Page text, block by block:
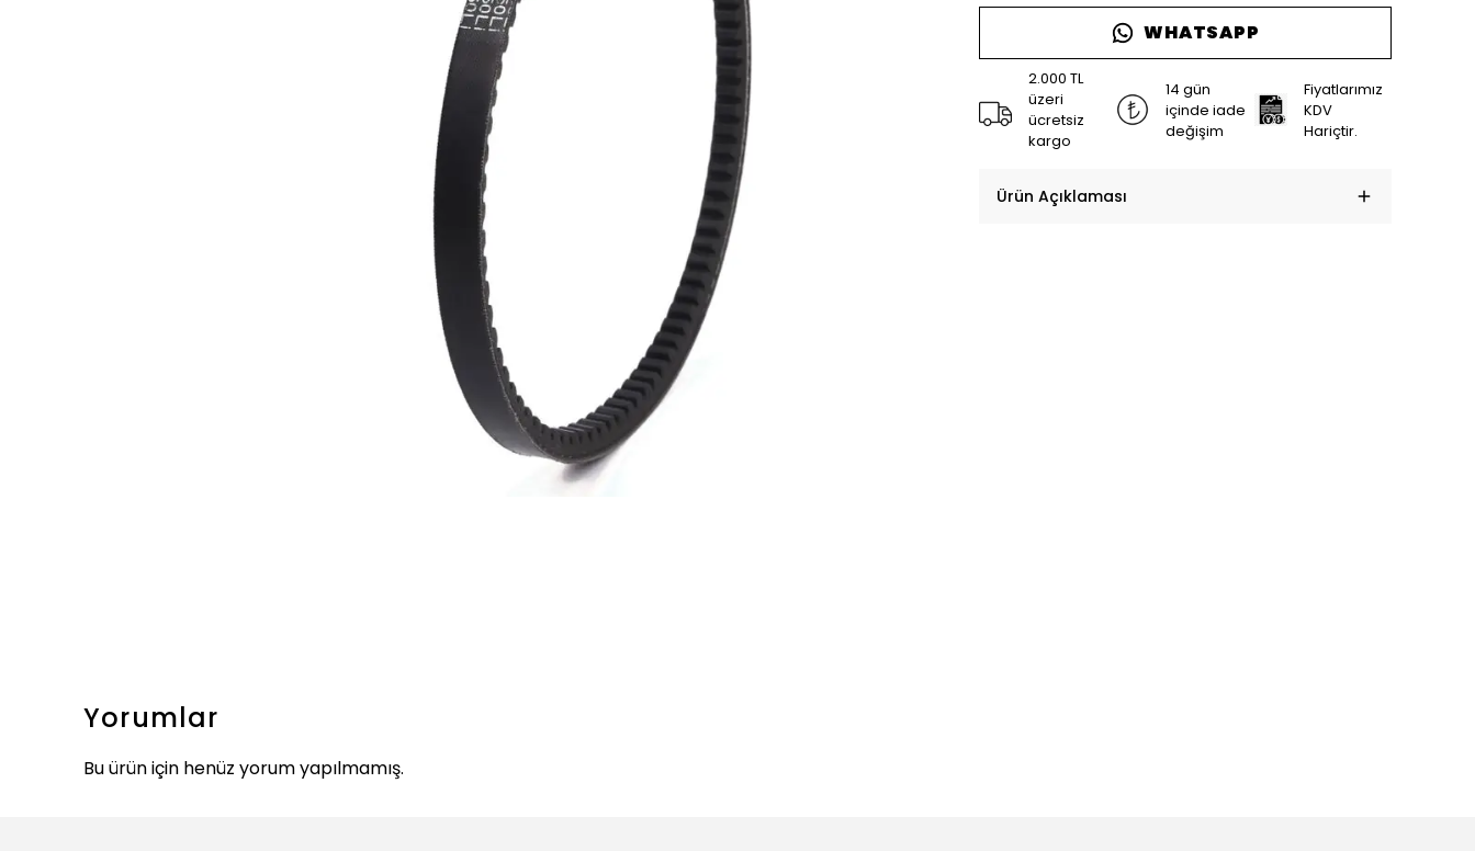
WHATSAPP
2.000 TL
üzeri
ücretsiz
kargo
14 gün
içinde iade
değişim
Fiyatlarımız
KDV
Hariçtir.
Ürün Açıklaması
Yorumlar
Bu ürün için henüz yorum yapılmamış.